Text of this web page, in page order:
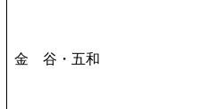
金 谷・五和